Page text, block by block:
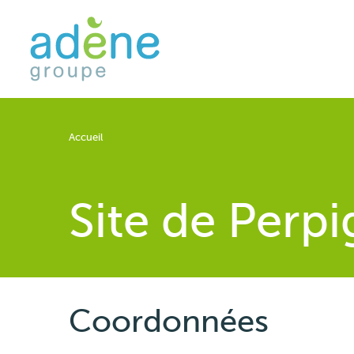
contenu
principal
Fil
Accueil
Site de
Coordonnées